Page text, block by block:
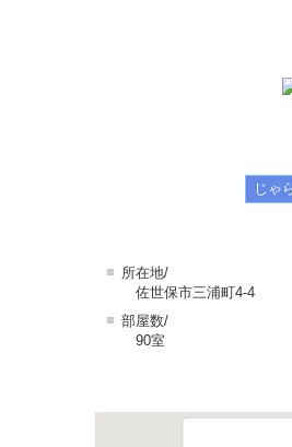
じゃ
■ 所在地/
佐世保市三浦町4-4
■ 部屋数/
90室